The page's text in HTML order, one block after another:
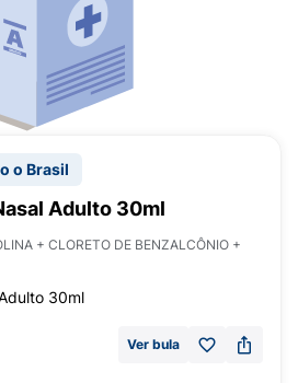
o Brasil
Adulto 30ml
+ CLORETO DE BENZALCÔNIO +
30ml
Ver bula